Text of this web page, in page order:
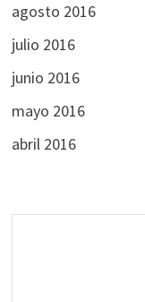
agosto 2016
julio 2016
junio 2016
mayo 2016
abril 2016